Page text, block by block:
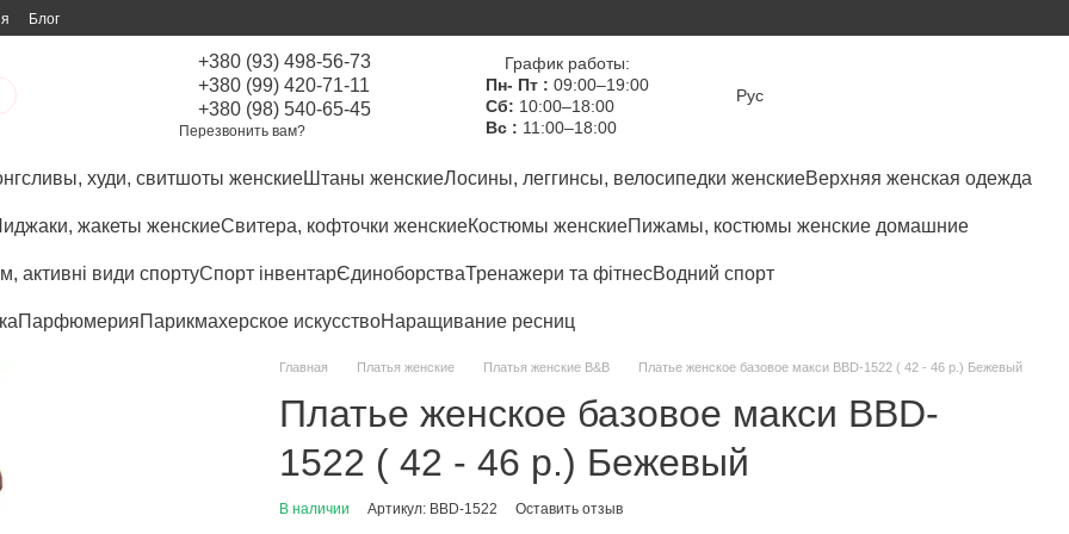
Блог
+380 (93) 498-56-73
+380 (99) 420-71-11
+380 (98) 540-65-45
Перезвонить вам?
График работы:
Пн- Пт : 09:00–19:00
Сб: 10:00–18:00
Вс : 11:00–18:00
Рус
худи, свитшоты женскиеШтаны женскиеЛосины, леггинсы, велосипедки женскиеВерхняя женская одежда
жакеты женскиеСвитера, кофточки женскиеКостюмы женскиеПижамы, костюмы женские домашние
активні види спортуСпорт інвентарЄдиноборстваТренажери та фітнесВодний спорт
ПарфюмерияПарикмахерское искусствоНаращивание ресниц
Главная Платья женские Платья женские B&B Платье женское базовое макси BBD-1522 ( 42 - 46 р.) Бежевый
Платье женское базовое макси BBD-
1522 ( 42 - 46 р.) Бежевый
В наличии Артикул: BBD-1522 Оставить отзыв